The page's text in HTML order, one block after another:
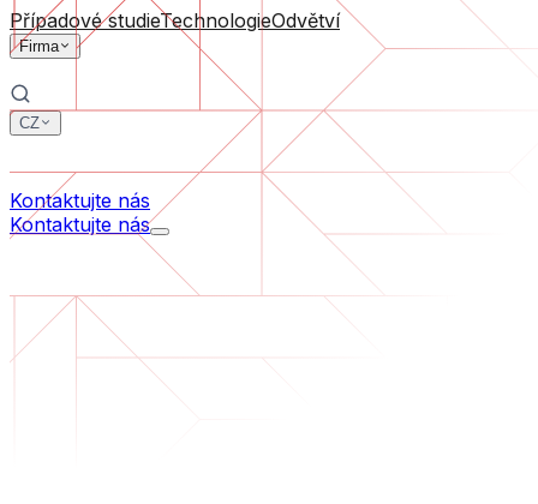
Případové studieTechnologieOdvětví
Firma
CZ
Kontaktujte nás
Kontaktujte nás